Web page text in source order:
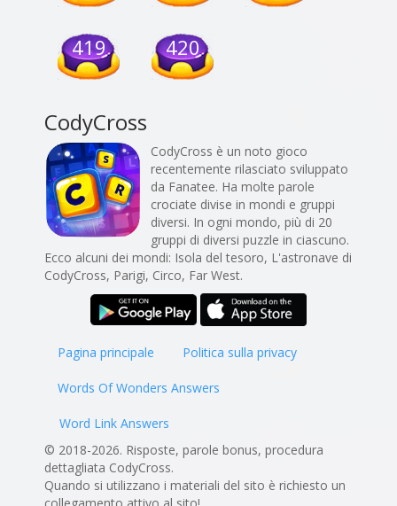
419 420
CodyCross
CodyCross è un noto gioco
recentemente rilasciato sviluppato
da Fanatee. Ha molte parole
crociate divise in mondi e gruppi
diversi. In ogni mondo, più di 20
gruppi di diversi puzzle in ciascuno.
Ecco alcuni dei mondi: Isola del tesoro, L'astronave di
CodyCross, Parigi, Circo, Far West.
Pagina principale Politica sulla privacy
Words Of Wonders Answers
Word Link Answers
© 2018-2026. Risposte, parole bonus, procedura
dettagliata CodyCross.
Quando si utilizzano i materiali del sito è richiesto un